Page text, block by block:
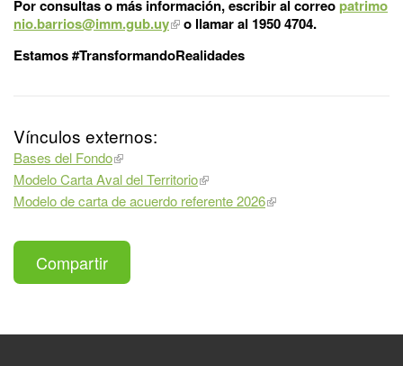
Por consultas o más información, escribir al correopatrimo
nio.barrios@imm.gub.uy
o llamar al 1950 4704.
Estamos #TransformandoRealidades
Vínculos externos:
Bases del Fondo
Modelo Carta Aval del Territorio
Modelo de carta de acuerdo referente 2026
Compartir